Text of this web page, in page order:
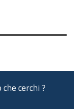
cerchi ?